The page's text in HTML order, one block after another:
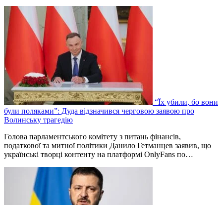
“Їх убили, бо вони
були поляками”: Дуда відзначився черговою заявою про
Волинську трагедію
Голова парламентського комітету з питань фінансів,
податкової та митної політики Данило Гетманцев заявив, що
українські творці контенту на платформі OnlyFans по…